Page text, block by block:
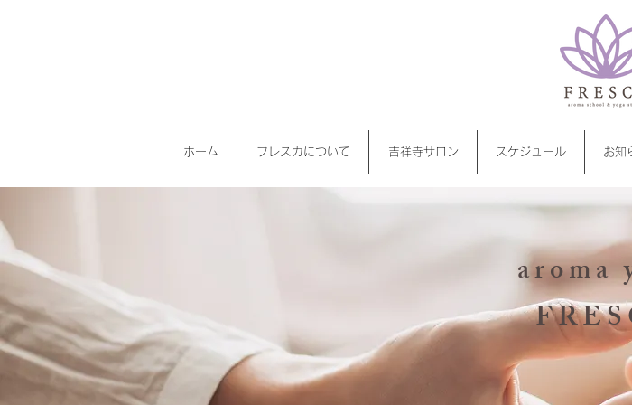
ホーム フレスカについて 吉祥寺サロン スケジュール お知
aroma